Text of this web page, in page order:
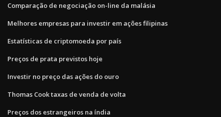
Comparação de negociação on-line da malásia
Melhores empresas para investir em ações filipinas
Estatísticas de criptomoeda por país
Preços de prata previstos hoje
Investir no preço das ações do ouro
Thomas Cook taxas de venda de volta
Preços dos estrangeiros na índia